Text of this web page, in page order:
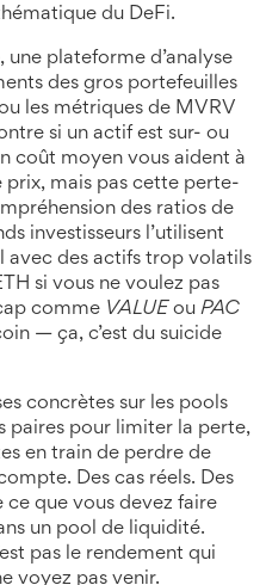
du DeFi.
, une plateforme d’analyse
des gros portefeuilles
les métriques de MVRV
si un actif est sur- ou
coût moyen vous aident à
mais pas cette perte-
des ratios de
investisseurs l’utilisent
avec des actifs trop volatils
si vous ne voulez pas
comme VALUE ou PAC
— ça, c’est du suicide
concrètes sur les pools
paires pour limiter la perte,
en train de perdre de
Des cas réels. Des
ce que vous devez faire
un pool de liquidité.
pas le rendement qui
voyez pas venir.